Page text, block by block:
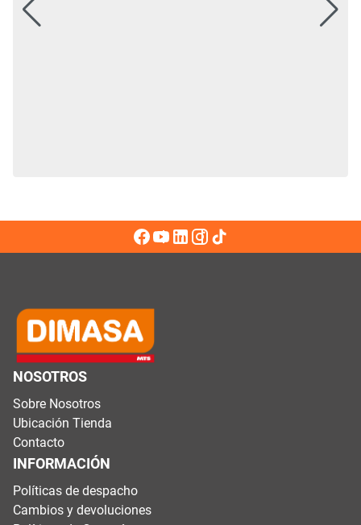
NOSOTROS
Sobre Nosotros
Ubicación Tienda
Contacto
INFORMACIÓN
Políticas de despacho
Cambios y devoluciones